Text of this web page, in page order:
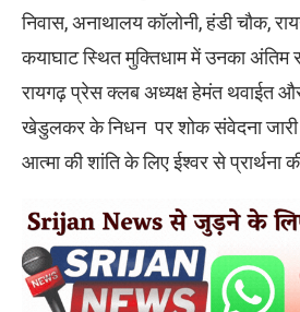
निवास, अनाथालय कॉलोनी, हंडी चौक,
कयाघाट स्थित मुक्तिधाम में उनका अंतिम
रायगढ़ प्रेस क्लब अध्यक्ष हेमंत थवाईत
खेडुलकर के निधन पर शोक संवेदना जारी
आत्मा की शांति के लिए ईश्वर से प्रार्थना